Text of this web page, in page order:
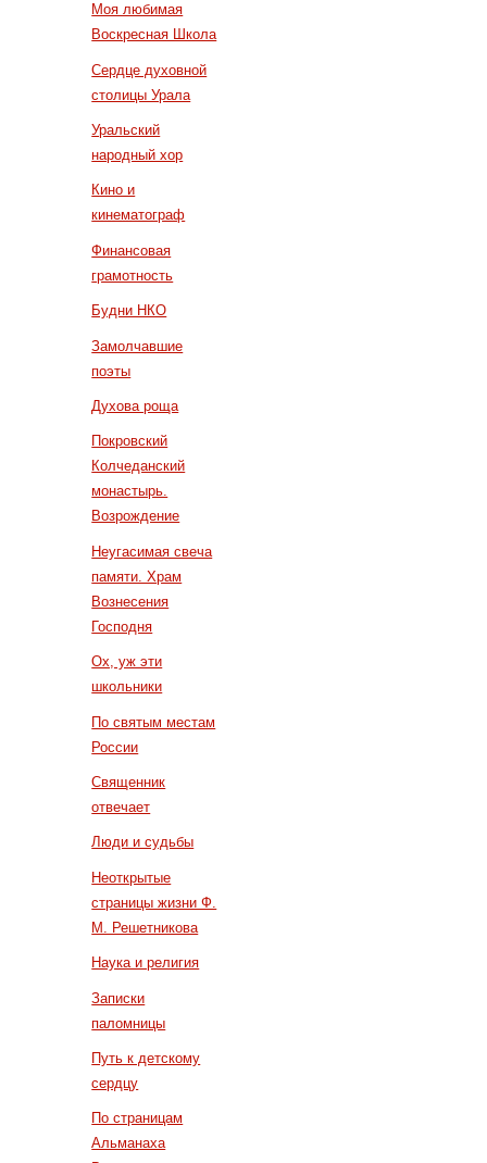
Моя любимая
Воскресная Школа
Сердце духовной
столицы Урала
Уральский
народный хор
Кино и
кинематограф
Финансовая
грамотность
Будни НКО
Замолчавшие
поэты
Духова роща
Покровский
Колчеданский
монастырь.
Возрождение
Неугасимая свеча
памяти. Храм
Вознесения
Господня
Ох, уж эти
школьники
По святым местам
России
Священник
отвечает
Люди и судьбы
Неоткрытые
страницы жизни Ф.
М. Решетникова
Наука и религия
Записки
паломницы
Путь к детскому
сердцу
По страницам
Альманаха